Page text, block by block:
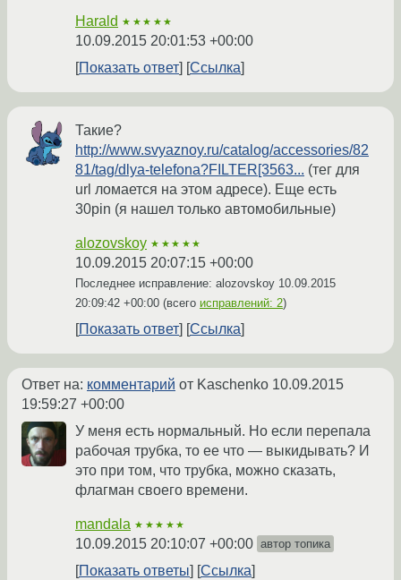
Harald ★★★★★
10.09.2015 20:01:53 +00:00
Показать ответ
Ссылка
Такие?
http://www.svyaznoy.ru/catalog/accessories/82
81/tag/dlya-telefona?FILTER[3563... (тег для
url ломается на этом адресе). Еще есть
30pin (я нашел только автомобильные)
alozovskoy ★★★★★
10.09.2015 20:07:15 +00:00
Последнее исправление: alozovskoy 10.09.2015
20:09:42 +00:00 (всего исправлений: 2)
Показать ответ Ссылка
Ответ на: комментарий от Kaschenko 10.09.2015
19:59:27 +00:00
У меня есть нормальный. Но если перепала
рабочая трубка, то ее что — выкидывать? И
это при том, что трубка, можно сказать,
флагман своего времени.
mandala ★★★★★
10.09.2015 20:10:07 +00:00 автор топика
Показать ответы Ссылка